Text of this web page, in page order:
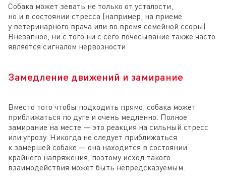
Собака может зевать не только от усталости,
но и в состоянии стресса (например, на приеме
у ветеринарного врача или во время семейной ссоры).
Внезапное, ни с того ни с сего почесывание также часто
является сигналом нервозности.
Замедление движений и замирание
Вместо того чтобы подходить прямо, собака может
приближаться по дуге и очень медленно. Полное
замирание на месте — это реакция на сильный стресс
или угрозу. Никогда не следует приближаться
к замершей собаке — она находится в состоянии
крайнего напряжения, поэтому исход такого
взаимодействия может быть непредсказуемым.